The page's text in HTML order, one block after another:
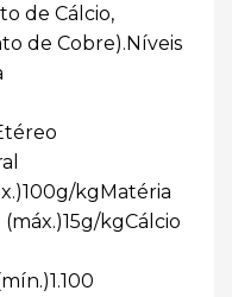
de Cálcio,
de Cobre).Níveis
kgMatéria
kgCálcio